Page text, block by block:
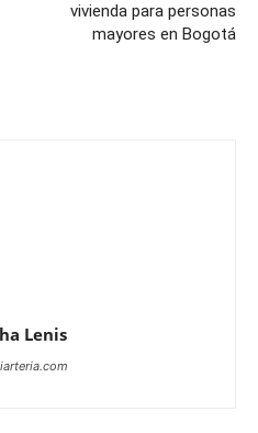
vivienda para personas
mayores en Bogotá
Lenis